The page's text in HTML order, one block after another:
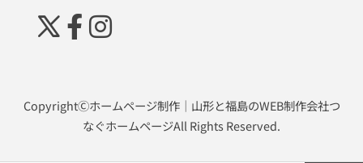
CopyrightⒸホームページ制作｜山形と福島のWEB制作会社つ
なぐホームページAll Rights Reserved.